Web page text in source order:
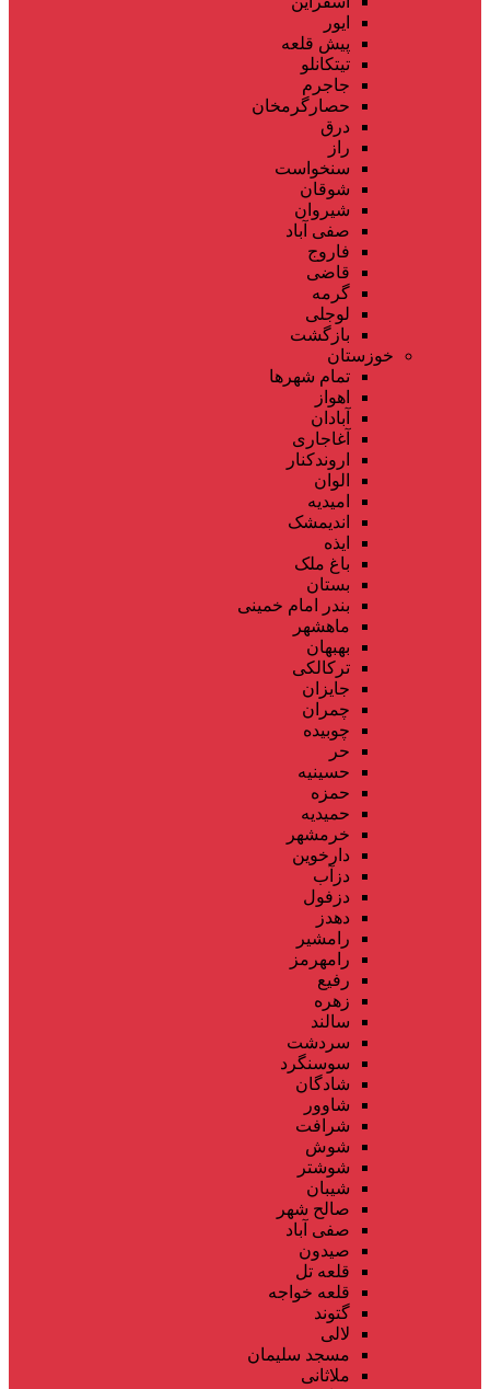
ایور
پیش قلعه
تیتکانلو
جاجرم
حصارگرمخان
درق
راز
سنخواست
شوقان
شیروان
صفی آباد
فاروج
قاضی
گرمه
لوجلی
بازگشت
خوزستان
تمام شهر‌ها
اهواز
آبادان
آغاجاری
اروندکنار
الوان
امیدیه
اندیمشک
ایذه
باغ ملک
بستان
بندر امام خمینی
ماهشهر
بهبهان
ترکالکی
جایزان
چمران
چوبیده
حر
حسینیه
حمزه
حمیدیه
خرمشهر
دارخوین
دزآب
دزفول
دهدز
رامشیر
رامهرمز
رفیع
زهره
سالند
سردشت
سوسنگرد
شادگان
شاوور
شرافت
شوش
شوشتر
شیبان
صالح شهر
صفی آباد
صیدون
قلعه تل
قلعه خواجه
گتوند
لالی
مسجد سلیمان
ملاثانی